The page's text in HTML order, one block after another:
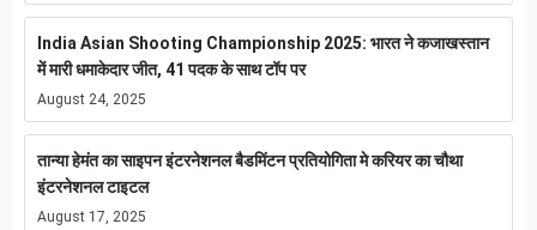
India Asian Shooting Championship 2025: भारत ने कजाखस्तान
में मारी धमाकेदार जीत, 41 पदक के साथ टॉप पर
August 24, 2025
तान्या हेमंत का साइपन इंटरनेशनल बैडमिंटन प्रतियोगिता मे करियर का चौथा
इंटरनेशनल टाइटल
August 17, 2025